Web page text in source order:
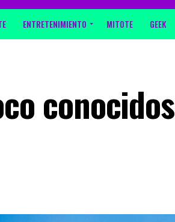
ENTRETENIMIENTO MITOTE GEEK
conocidos